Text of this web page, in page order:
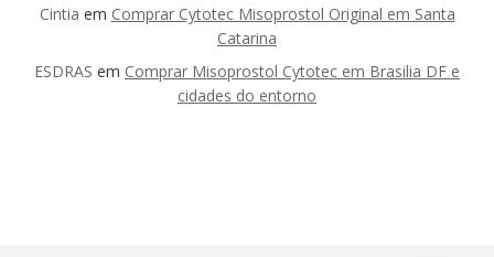
Cintia em Comprar Cytotec Misoprostol Original em Santa
Catarina
ESDRAS em Comprar Misoprostol Cytotec em Brasilia DF e
cidades do entorno